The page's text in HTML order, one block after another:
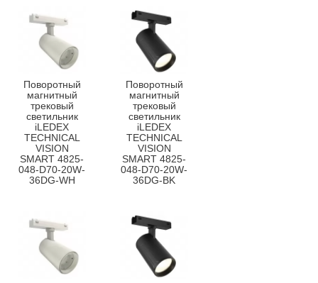
Поворотный
магнитный
трековый
светильник
iLEDEX
TECHNICAL
VISION
SMART 4825-
048-D70-20W-
36DG-WH
Поворотный
магнитный
трековый
светильник
iLEDEX
TECHNICAL
VISION
SMART 4825-
048-D70-20W-
36DG-BK